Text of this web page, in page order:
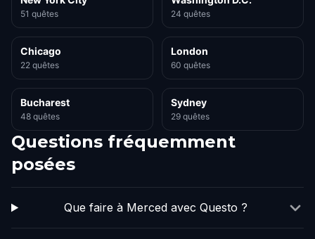
51 quêtes 24 quêtes
Chicago
22 quêtes
London
60 quêtes
Bucharest
48 quêtes
Sydney
29 quêtes
Questions fréquemment
posées
Que faire à Merced avec Questo ?